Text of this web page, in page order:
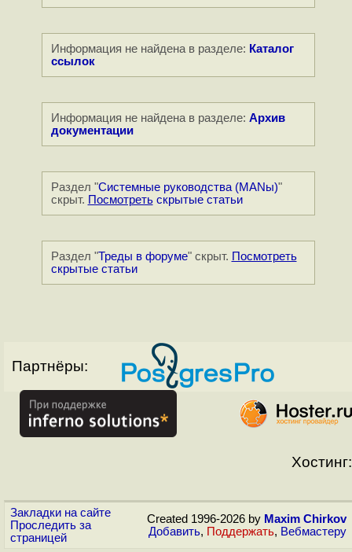
Информация не найдена в разделе: Каталог
ссылок
Информация не найдена в разделе: Архив
документации
Раздел "Системные руководства (MANы)"
скрыт. Посмотретьскрытые статьи
Раздел "Треды в форуме" скрыт. Посмотреть
скрытые статьи
Партнёры:
Хостинг:
Закладки на сайте
Проследить за
страницей
Created 1996-2026 by Maxim Chirkov
Добавить, Поддержать, Вебмастеру